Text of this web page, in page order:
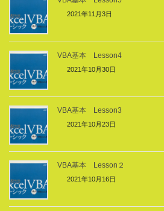
2021年11月3日
VBA基本 Lesson4
2021年10月30日
VBA基本 Lesson3
2021年10月23日
VBA基本 Lesson２
2021年10月16日